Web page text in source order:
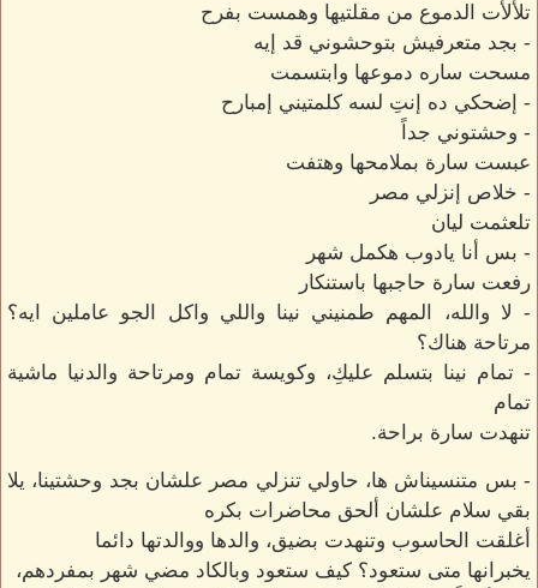
تلألأت الدموع من مقلتيها وهمست بفرح
- بجد متعرفيش بتوحشوني قد إيه
مسحت ساره دموعها وابتسمت
- إضحكي ده إنتِ لسه كلمتيني إمبارح
- وحشتوني جداً
عبست سارة بملامحها وهتفت
- خلاص إنزلي مصر
تلعثمت ليان
- بس أنا يادوب هكمل شهر
رفعت سارة حاجبها باستنكار
- لا والله، المهم طمنيني نينا واللي واكل الجو عاملين ايه؟
مرتاحة هناك؟
- تمام نينا بتسلم عليكِ، وكويسة تمام ومرتاحة والدنيا ماشية
تمام
تنهدت سارة براحة.
- بس متنسيناش ها، حاولي تنزلي مصر علشان بجد وحشتينا، يلا
بقي سلام علشان ألحق محاضرات بكره
أغلقت الحاسوب وتنهدت بضيق، والدها ووالدتها دائما
يخبرانها متى ستعود؟ كيف ستعود وبالكاد مضي شهر بمفردهم،